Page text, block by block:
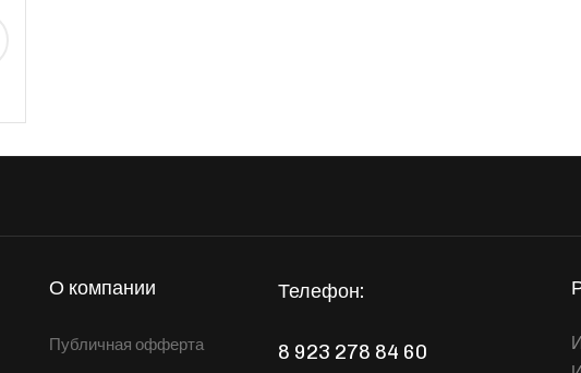
О компании
Публичная офферта
Телефон:
8 923 278 84 60